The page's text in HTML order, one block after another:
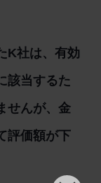
K社は、有効
該当するた
せんが、金
評価額が下